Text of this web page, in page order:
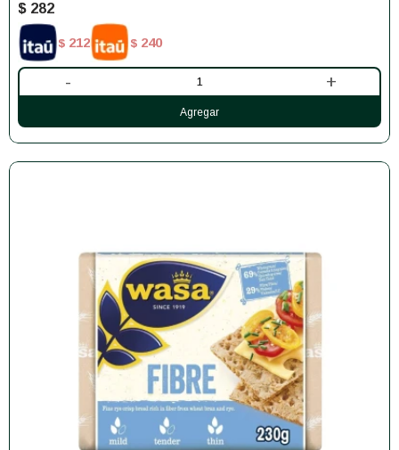
$ 282
$ 212 $ 240
- +